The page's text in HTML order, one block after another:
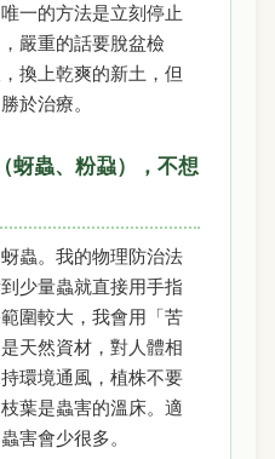
一的方法是立刻停止
嚴重的話要脫盆檢
換上乾爽的新土，但
於治療。
蚜蟲、粉蝨），不想
蟲。我的物理防治法
少量蟲就直接用手指
圍較大，我會用「苦
天然資材，對人體相
環境通風，植株不要
葉是蟲害的溫床。適
害會少很多。